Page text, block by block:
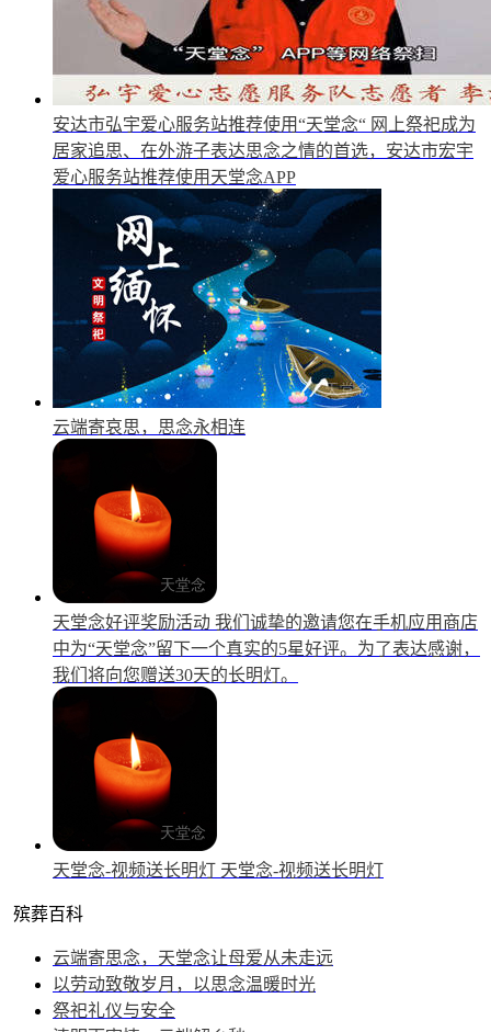
安达市弘宇爱心服务站推荐使用“天堂念“ 网上祭祀成为
居家追思、在外游子表达思念之情的首选，安达市宏宇
爱心服务站推荐使用天堂念APP
云端寄哀思，思念永相连
天堂念好评奖励活动 我们诚挚的邀请您在手机应用商店
中为“天堂念”留下一个真实的5星好评。为了表达感谢，
我们将向您赠送30天的长明灯。
天堂念-视频送长明灯 天堂念-视频送长明灯
殡葬百科
云端寄思念，天堂念让母爱从未走远
以劳动致敬岁月，以思念温暖时光
祭祀礼仪与安全